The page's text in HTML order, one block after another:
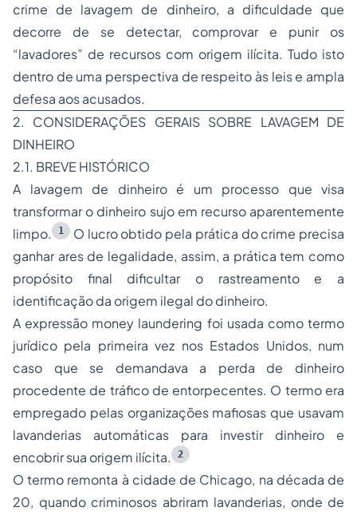
crime de lavagem de dinheiro, a dificuldade que
decorre de se detectar, comprovar e punir os
“lavadores” de recursos com origem ilícita. Tudo isto
dentro de uma perspectiva de respeito às leis e ampla
defesa aos acusados.
2. CONSIDERAÇÕES GERAIS SOBRE LAVAGEM DE
DINHEIRO
2.1. BREVE HISTÓRICO
A lavagem de dinheiro é um processo que visa
transformar o dinheiro sujo em recurso aparentemente
limpo.
1
O lucro obtido pela prática do crime precisa
ganhar ares de legalidade, assim, a prática tem como
propósito final dificultar o rastreamento e a
identificação da origem ilegal do dinheiro.
A expressão money laundering foi usada como termo
jurídico pela primeira vez nos Estados Unidos, num
caso que se demandava a perda de dinheiro
procedente de tráfico de entorpecentes. O termo era
empregado pelas organizações mafiosas que usavam
lavanderias automáticas para investir dinheiro e
encobrir sua origem ilícita.
2
O termo remonta à cidade de Chicago, na década de
20, quando criminosos abriram lavanderias, onde de